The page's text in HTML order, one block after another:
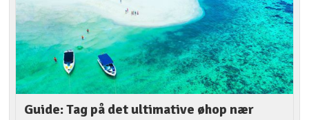
Guide: Tag på det ultimative øhop nær